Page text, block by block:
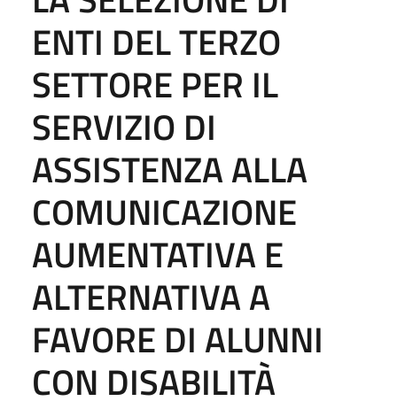
ENTI DEL TERZO
SETTORE PER IL
SERVIZIO DI
ASSISTENZA ALLA
COMUNICAZIONE
AUMENTATIVA E
ALTERNATIVA A
FAVORE DI ALUNNI
CON DISABILITÀ